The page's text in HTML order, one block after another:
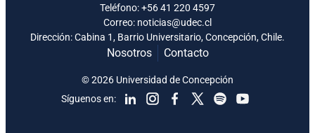
Teléfono:+56 41 220 4597
Correo: noticias@udec.cl
Dirección: Cabina 1, Barrio Universitario, Concepción, Chile.
Nosotros Contacto
Síguenos en:
© 2026 Universidad de Concepción